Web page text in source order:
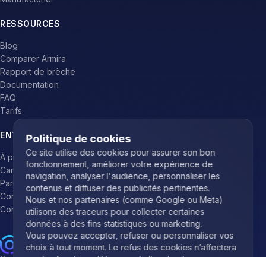
RESSOURCES
Blog
Comparer Armira
Rapport de brèche
Documentation
FAQ
Tarifs
ENTREPRISE
À propos
Carrières
Partenaires
Contact
Connexion
© 2026 Armira Inc. Tous droits réservés.
Conditions d'utilisation
Politique de confidentialité Sécurité
Politique de cookies
Ce site utilise des cookies pour assurer son bon
fonctionnement, améliorer votre expérience de
navigation, analyser l'audience, personnaliser les
contenus et diffuser des publicités pertinentes.
Nous et nos partenaires (comme Google ou Meta)
utilisons des traceurs pour collecter certaines
données à des fins statistiques ou marketing.
Vous pouvez accepter, refuser ou personnaliser vos
choix à tout moment. Le refus des cookies n’affectera